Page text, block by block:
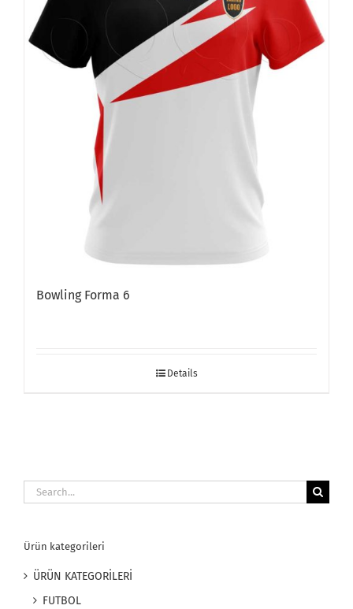
Bowling Forma 6
Details
Search
for:
Ürün kategorileri
ÜRÜN KATEGORİLERİ
FUTBOL